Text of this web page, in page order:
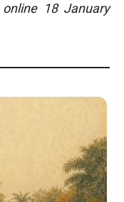
18 January